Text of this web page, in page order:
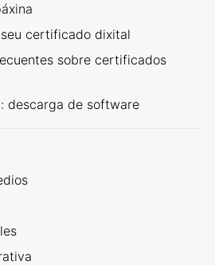
certificado dixital
sobre certificados
descarga de software